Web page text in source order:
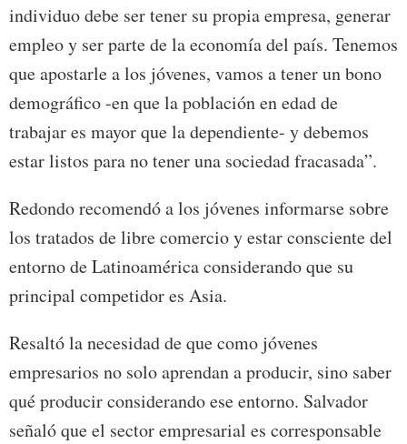
individuo debe ser tener su propia empresa, generar
empleo y ser parte de la economía del país. Tenemos
que apostarle a los jóvenes, vamos a tener un bono
demográfico -en que la población en edad de
trabajar es mayor que la dependiente- y debemos
estar listos para no tener una sociedad fracasada”.
Redondo recomendó a los jóvenes informarse sobre
los tratados de libre comercio y estar consciente del
entorno de Latinoamérica considerando que su
principal competidor es Asia.
Resaltó la necesidad de que como jóvenes
empresarios no solo aprendan a producir, sino saber
qué producir considerando ese entorno. Salvador
señaló que el sector empresarial es corresponsable